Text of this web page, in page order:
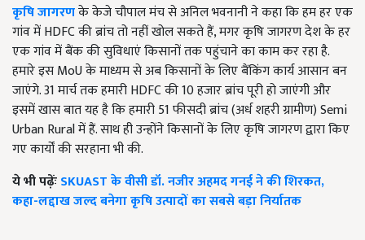
कृषि जागरणके केजे चौपाल मंच से अनिल भवनानी ने कहा कि हम हर एक
गांव में HDFC की ब्रांच तो नहीं खोल सकते हैं, मगर कृषि जागरण देश के हर
एक गांव में बैंक की सुविधाएं किसानों तक पहुंचाने का काम कर रहा है.
हमारे इस MoU के माध्यम से अब किसानों के लिए बैंकिंग कार्य आसान बन
जाएंगे. 31 मार्च तक हमारी HDFC की 10 हजार ब्रांच पूरी हो जाएंगी और
इसमें खास बात यह है कि हमारी 51 फीसदी ब्रांच (अर्ध शहरी ग्रामीण) Semi
Urban Rural में हैं. साथ ही उन्होंने किसानों के लिए कृषि जागरण द्वारा किए
गए कार्यों की सरहाना भी की.
ये भी पढ़ेंःSKUAST के वीसी डॉ. नजीर अहमद गनई ने की शिरकत,
कहा-लद्दाख जल्द बनेगा कृषि उत्पादों का सबसे बड़ा निर्यातक